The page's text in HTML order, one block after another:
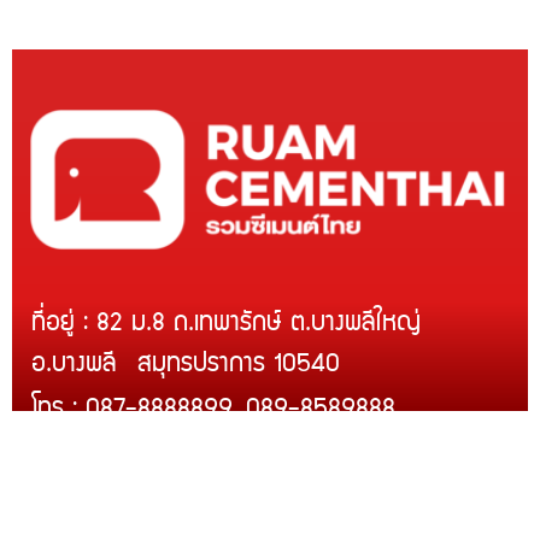
ที่อยู่ : 82 ม.8 ถ.เทพารักษ์ ต.บางพลีใหญ่
อ.บางพลี สมุทรปราการ 10540
โทร : 087-8888899, 089-8589888